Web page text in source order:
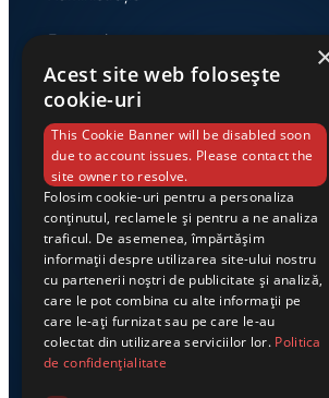
Economie
Link-uri utile
Despre noi
Casa de editură Exclusiv
Acest site web folosește
cookie-uri
This Cookie Banner will be disabled soon
due to account issues. Please contact the
site owner to resolve.
Folosim cookie-uri pentru a personaliza
conținutul, reclamele și pentru a ne analiza
traficul. De asemenea, împărtășim
informații despre utilizarea site-ului nostru
cu partenerii noștri de publicitate și analiză,
care le pot combina cu alte informații pe
care le-ați furnizat sau pe care le-au
colectat din utilizarea serviciilor lor. Politica
de confidențialitate